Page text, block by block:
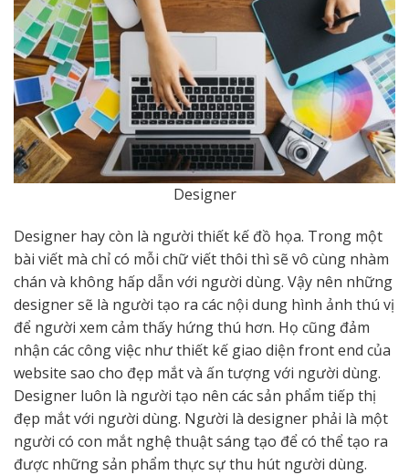
Designer
Designer hay còn là người thiết kế đồ họa. Trong một
bài viết mà chỉ có mỗi chữ viết thôi thì sẽ vô cùng nhàm
chán và không hấp dẫn với người dùng. Vậy nên những
designer sẽ là người tạo ra các nội dung hình ảnh thú vị
để người xem cảm thấy hứng thú hơn. Họ cũng đảm
nhận các công việc như thiết kế giao diện front end của
website sao cho đẹp mắt và ấn tượng với người dùng.
Designer luôn là người tạo nên các sản phẩm tiếp thị
đẹp mắt với người dùng. Người là designer phải là một
người có con mắt nghệ thuật sáng tạo để có thể tạo ra
được những sản phẩm thực sự thu hút người dùng.